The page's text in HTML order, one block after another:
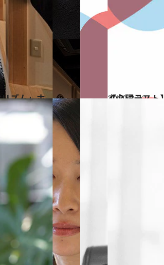
2019.3.22
【心理テスト】仕事で「大切なこと」24時間営業のカフェにはいつ行く？
占い